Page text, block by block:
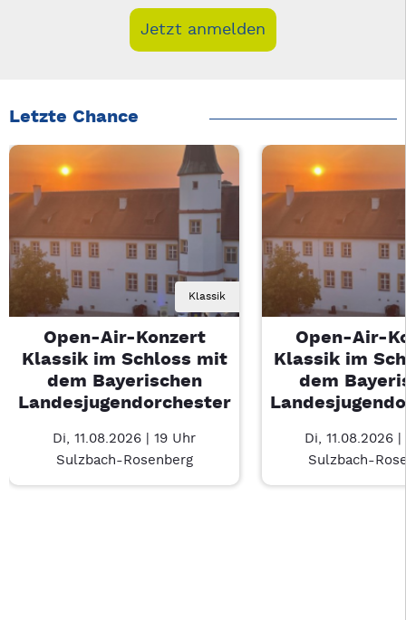
Jetzt anmelden
Letzte Chance
Klassik
Open-Air-Konzert
Klassik im Schloss mit
dem Bayerischen
Landesjugendorchester
Di, 11.08.2026 | 19 Uhr
Sulzbach-Rosenberg
Open-Air-
Klassik im
dem
Di, 11.08.2026
Sulzbach-